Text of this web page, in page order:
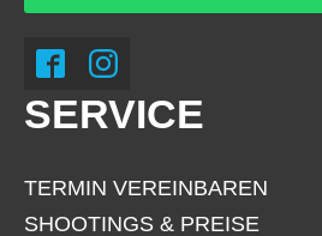
SERVICE
TERMIN VEREINBAREN
SHOOTINGS & PREISE